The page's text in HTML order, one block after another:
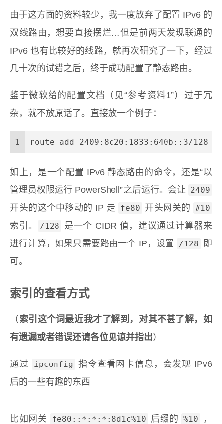
由于这方面的资料较少，我一度放弃了配置 IPv6 的
双线路由，想要直接摆烂…但是前两天发现联通的
IPv6 也有比较好的线路，就再次研究了一下，经过
几十次的试错之后，终于成功配置了静态路由。
鉴于微软给的配置文档（见“参考资料1”）过于冗
杂，就不放原话了。直接放一个例子：
1 route add 2409 : 8c20: 1833 : 640b:: 3/128
如上，是一个配置 IPv6 静态路由的命令，还是“以
管理员权限运行 PowerShell”之后运行。会让 2409
开头的这个中移动的 IP 走 fe80 开头网关的 #10
索引。 /128
是一个 CIDR 值，建议通过计算器来
进行计算，如果只需要路由一个 IP，设置
/128 即
可。
索引的查看方式
（ 索引这个词最近我才了解到，对其不甚了解，如
有遗漏或者错误还请各位见谅并指出）
通过 ipconfig 指令查看网卡信息，会发现 IPv6
后的一些有趣的东西
比如网关 fe80::*:*:*:8d1c%10 后缀的 %10
，